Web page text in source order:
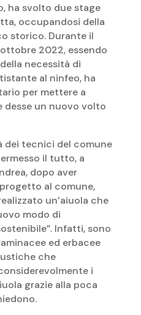
ha svolto due stage
occupandosi della
storico. Durante il
2022, essendo
necessità di
al ninfeo, ha
per mettere a
un nuovo volto
dei tecnici del comune
il tutto, a
dopo aver
al comune,
un’aiuola che
modo di
Infatti, sono
ed erbacee
che
i
grazie alla poca